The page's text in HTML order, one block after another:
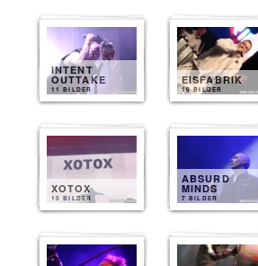
INTENT
OUTTAKE
11 BILDER
EISFABRIK
10 BILDER
XOTOX
10 BILDER
ABSURD
MINDS
7 BILDER